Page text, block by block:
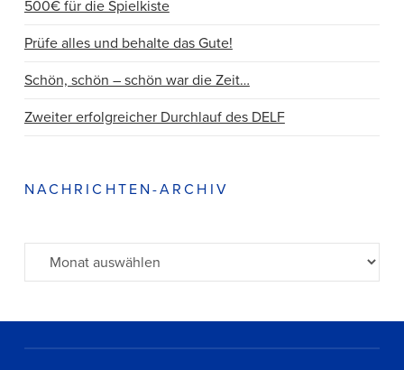
500€ für die Spielkiste
Prüfe alles und behalte das Gute!
Schön, schön – schön war die Zeit…
Zweiter erfolgreicher Durchlauf des DELF
NACHRICHTEN-ARCHIV
Archiv